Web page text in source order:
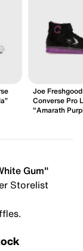
Joe
Converse Pro
"Amarath
Gum"
Storelist